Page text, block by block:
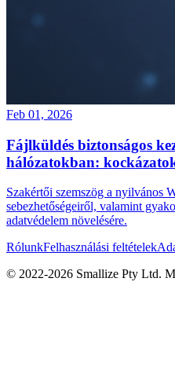
Feb 01, 2026
Fájlküldés biztonságos
hálózatokban:
Szakértői szemszög a nyilvános
sebezhetőségeiről, valamint
adatvédelem növelésére.
RólunkFelhasználási feltételek
© 2022-2026 Smallize Pty Ltd.